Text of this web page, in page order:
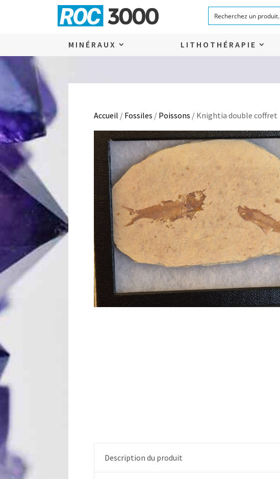
MINÉRAUX LITHOTHÉRAPIE
Accueil / Fossiles / Poissons / Knightia double coffret
Description du produit